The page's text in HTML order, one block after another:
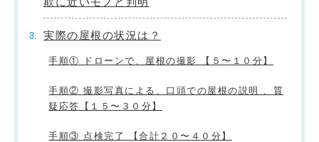
実際の屋根の状況は？
手順① ドローンで、屋根の撮影 【５〜１０分】
手順② 撮影写真による、口頭での屋根の説明 、質
疑応答【１５〜３０分】
手順③ 点検完了 【合計２０〜４０分】